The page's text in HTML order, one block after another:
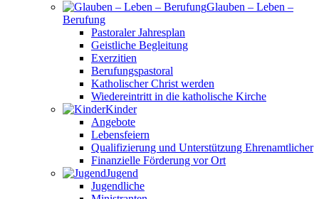
Glauben – Leben –
Berufung
Pastoraler Jahresplan
Geistliche Begleitung
Exerzitien
Berufungspastoral
Katholischer Christ werden
Wiedereintritt in die katholische Kirche
Kinder
Angebote
Lebensfeiern
Qualifizierung und Unterstützung Ehrenamtlicher
Finanzielle Förderung vor Ort
Jugend
Jugendliche